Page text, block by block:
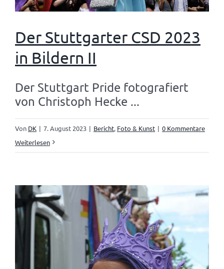
Der Stuttgarter CSD 2023
in Bildern II
Der Stuttgart Pride fotografiert
von Christoph Hecke ...
Von DK | 7. August 2023 | Bericht, Foto & Kunst | 0 Kommentare
Weiterlesen